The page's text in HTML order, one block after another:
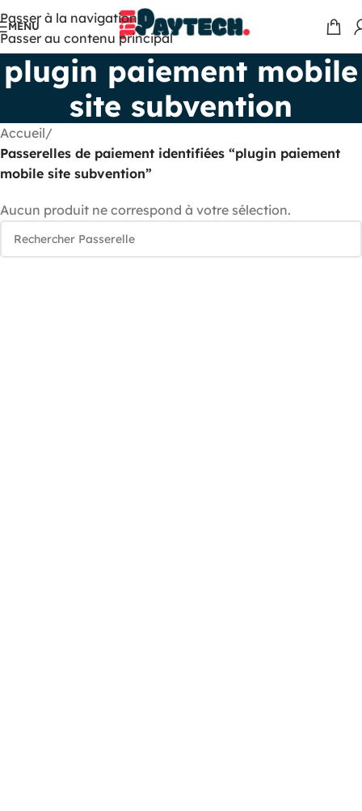
Passer à la navigation
Passer au contenu principal
MENU
plugin paiement mobile
site subvention
Accueil/
Passerelles de paiement identifiées “plugin paiement
mobile site subvention”
Aucun produit ne correspond à votre sélection.